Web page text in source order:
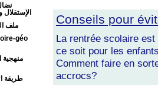
الإستقلال
ملف
géo
منهجية
طريقة
Conseils pour
La rentrée scolaire
ce soit pour les
Comment faire en
accrocs?